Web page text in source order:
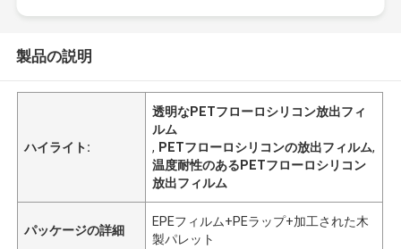
製品の説明
ハイライト:
透明なPETフローロシリコン放出フィ
ルム
, PETフローロシリコンの放出フィルム,
温度耐性のあるPETフローロシリコン
放出フィルム
パッケージの詳細
EPEフィルム+PEラップ+加工された木
製パレット